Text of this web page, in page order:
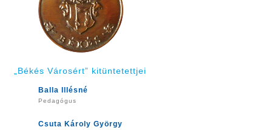
„Békés Városért” kitüntetettjei
Balla Illésné
Pedagógus
Csuta Károly György